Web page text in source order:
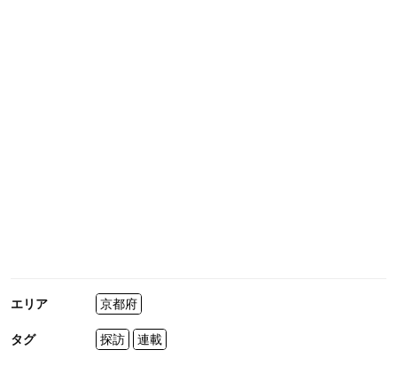
エリア 京都府
タグ 探訪 連載